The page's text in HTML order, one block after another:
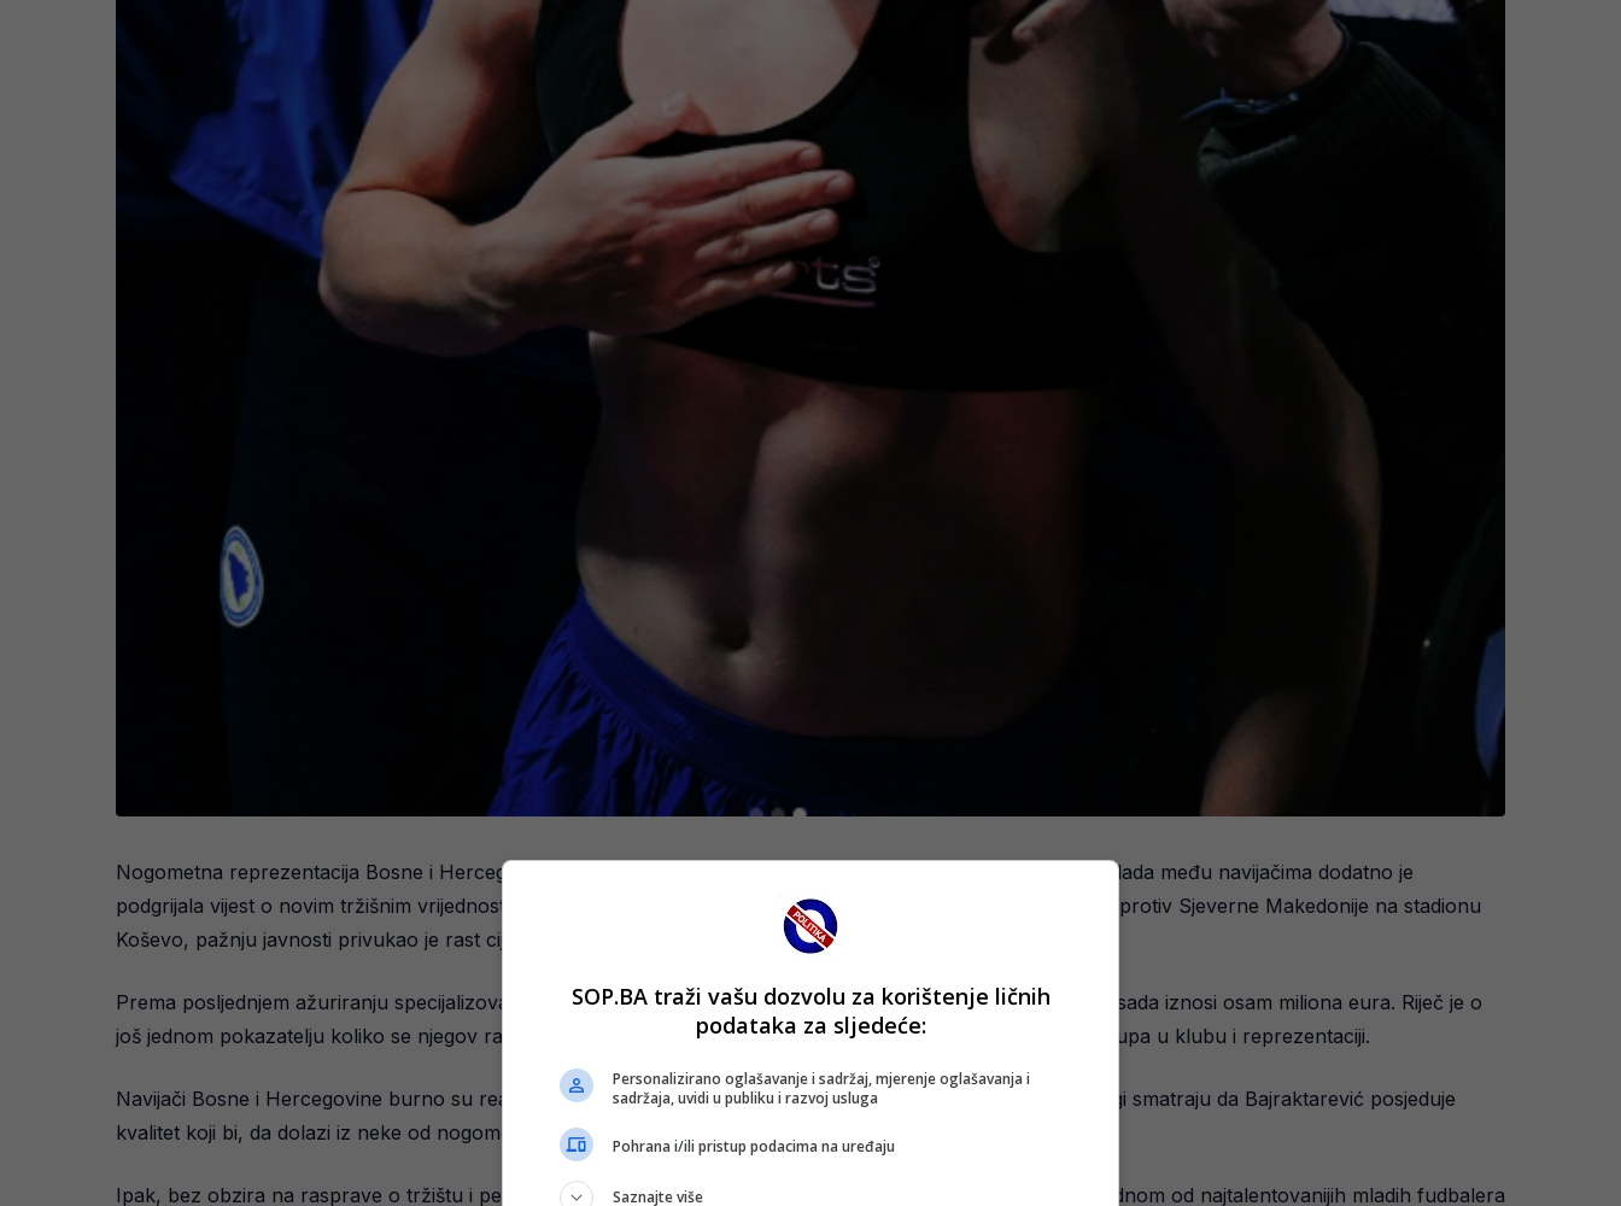
Nogometna reprezentacija Bosne i Hercegovine nastavlja pripreme za predstojeće izazove i atmosferu koja vlada među navijačima dodatno je
podgrijala vijest o novim tržišnim vrijednostima dvojice mladih reprezentativaca. Dan uoči prijateljske utakmice protiv Sjeverne Makedonije na stadionu
Koševo, pažnju javnosti privukao je rast cijene Esmira Bajraktarevića.
Prema posljednjem ažuriranju specijalizovanog portalaTransfermarkt, vrijednost mladog bh. reprezentativca sada iznosi osam miliona eura. Riječ je o
još jednom pokazatelju koliko se njegov razvoj prati u evropskom nogometu, posebno nakon zapaženih nastupa u klubu i reprezentaciji.
Navijači Bosne i Hercegovine burno su reagovali na društvenim mrežama nakon objave nove procjene. Mnogi smatraju da Bajraktarević posjeduje
kvalitet koji bi, da dolazi iz neke od nogometno razvikanijih zemalja, bio procijenjen na znatno veću cifru.
Ipak, bez obzira na rasprave o tržištu i percepciji igrača iz manjih nogometnih sredina, jasno je da se radi o jednom od najtalentovanijih mladih fudbalera
SOP.BA traži vašu dozvolu za korištenje ličnih
podataka za sljedeće:
Personalizirano oglašavanje i sadržaj, mjerenje oglašavanja i
sadržaja, uvidi u publiku i razvoj usluga
Pohrana i/ili pristup podacima na uređaju
Saznajte više